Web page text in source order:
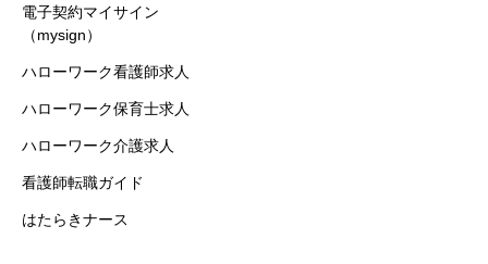
電子契約マイサイン
（mysign）
ハローワーク看護師求人
ハローワーク保育士求人
ハローワーク介護求人
看護師転職ガイド
はたらきナース